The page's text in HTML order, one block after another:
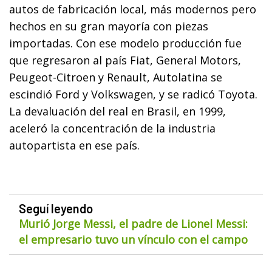
autos de fabricación local, más modernos pero
hechos en su gran mayoría con piezas
importadas. Con ese modelo producción fue
que regresaron al país Fiat, General Motors,
Peugeot-Citroen y Renault, Autolatina se
escindió Ford y Volkswagen, y se radicó Toyota.
La devaluación del real en Brasil, en 1999,
aceleró la concentración de la industria
autopartista en ese país.
Seguí leyendo
Murió Jorge Messi, el padre de Lionel Messi:
el empresario tuvo un vínculo con el campo